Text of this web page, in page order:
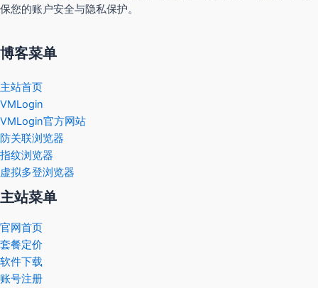
保您的账户安全与隐私保护。
博客菜单
主站首页
VMLogin
VMLogin官方网站
防关联浏览器
指纹浏览器
虚拟多登浏览器
主站菜单
官网首页
套餐定价
软件下载
账号注册